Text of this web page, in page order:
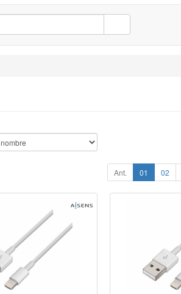
Ant. 01 02